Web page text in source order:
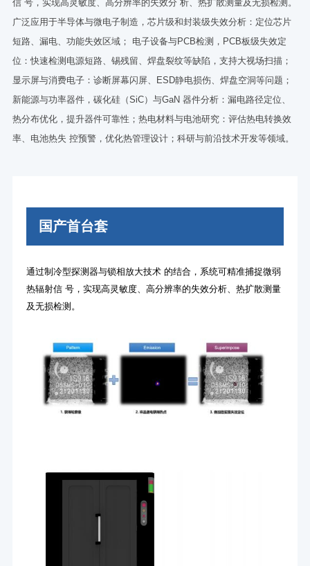
信 号，实现高灵敏度、高分辨率的失效分 析、热扩散测量及无损检测。
广泛应用于半导体与微电子制造，芯片级和封装级失效分析：定位芯片
短路、漏电、功能失效区域； 电子设备与PCB检测，PCB板级失效定
位：快速检测电源短路、锡残留、焊盘裂纹等缺陷，支持大视场扫描；
显示屏与消费电子：诊断屏幕闪屏、ESD静电损伤、焊盘空洞等问题；
新能源与功率器件，碳化硅（SiC）与GaN 器件分析：漏电路径定位、
热分布优化，提升器件可靠性；热电材料与电池研究：评估热电转换效
率、电池热失 控预警，优化热管理设计；科研与前沿技术开发等领域。
国产首台套
通过制冷型探测器与锁相放大技术 的结合，系统可精准捕捉微弱
热辐射信 号，实现高灵敏度、高分辨率的失效分析、热扩散测量
及无损检测。